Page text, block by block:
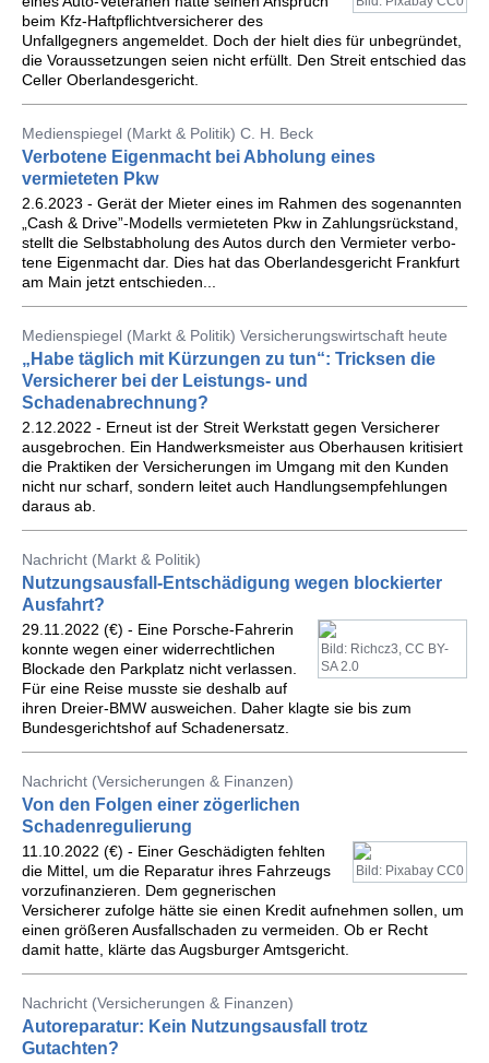
beim Kfz-Haftpflichtversicherer des
Unfallgegners angemeldet. Doch der hielt dies für unbegründet,
die Voraussetzungen seien nicht erfüllt. Den Streit entschied das
Celler Oberlandesgericht.
Medienspiegel (Markt & Politik) C. H. Beck
Verbotene Eigenmacht bei Abholung eines
vermieteten Pkw
2.6.2023 - Gerät der Mie­ter eines im Rah­men des so­ge­nann­ten
„Cash & Drive”-Mo­dells ver­mie­te­ten Pkw in Zah­lungs­rück­stand,
stellt die Selbst­ab­ho­lung des Autos durch den Ver­mie­ter ver­bo­
te­ne Ei­gen­macht dar. Dies hat das Ober­lan­des­ge­richt Frank­furt
am Main jetzt ent­schie­den...
Medienspiegel (Markt & Politik) Versicherungswirtschaft heute
„Habe täglich mit Kürzungen zu tun“: Tricksen die
Versicherer bei der Leistungs- und
Schadenabrechnung?
2.12.2022 - Erneut ist der Streit Werkstatt gegen Versicherer
ausgebrochen. Ein Handwerksmeister aus Oberhausen kritisiert
die Praktiken der Versicherungen im Umgang mit den Kunden
nicht nur scharf, sondern leitet auch Handlungsempfehlungen
daraus ab.
Nachricht (Markt & Politik)
Nutzungsausfall-Entschädigung wegen blockierter
Ausfahrt?
Bild: Richcz3, CC BY-
SA 2.0
29.11.2022 (€) - Eine Porsche-Fahrerin
konnte wegen einer widerrechtlichen
Blockade den Parkplatz nicht verlassen.
Für eine Reise musste sie deshalb auf
ihren Dreier-BMW ausweichen. Daher klagte sie bis zum
Bundesgerichtshof auf Schadenersatz.
Nachricht (Versicherungen & Finanzen)
Von den Folgen einer zögerlichen
Schadenregulierung
Bild: Pixabay CC0
11.10.2022 (€) - Einer Geschädigten fehlten
die Mittel, um die Reparatur ihres Fahrzeugs
vorzufinanzieren. Dem gegnerischen
Versicherer zufolge hätte sie einen Kredit aufnehmen sollen, um
einen größeren Ausfallschaden zu vermeiden. Ob er Recht
damit hatte, klärte das Augsburger Amtsgericht.
Nachricht (Versicherungen & Finanzen)
Autoreparatur: Kein Nutzungsausfall trotz
Gutachten?